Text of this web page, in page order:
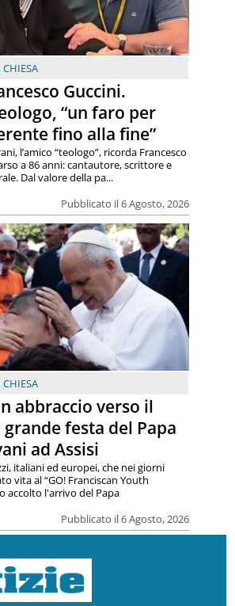
CHIESA
Guccini.
“un faro per
fino alla fine”
Pubblicato il 6 Agosto, 2026
l’amico “teologo”, ricorda Francesco
a 86 anni: cantautore, scrittore e
Dal valore della pa...
CHIESA
abbraccio verso il
festa del Papa
ad Assisi
Pubblicato il 6 Agosto, 2026
italiani ed europei, che nei giorni
vita al “GO! Franciscan Youth
accolto l'arrivo del Papa